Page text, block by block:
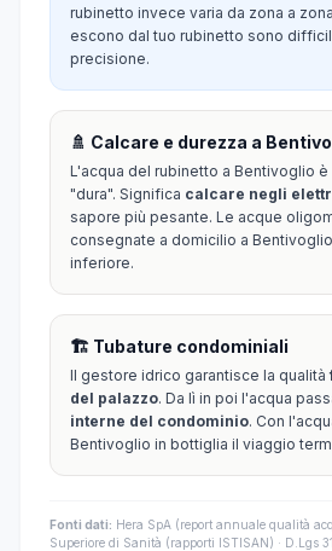
rubinetto invece varia da zona a
escono dal tuo rubinetto sono
precisione.
🚿 Calcare e durezza a
L'acqua del rubinetto a Bentivoglio
"dura". Significa calcare negli
sapore più pesante. Le acque
consegnate a domicilio a
inferiore.
🏗️ Tubature condominiali
Il gestore idrico garantisce la qualità
del palazzo. Da lì in poi l'acqua
interne del condominio. Con
Bentivoglio in bottiglia il viaggio
Fonti dati: Hera SpA (report annuale qualità
Superiore di Sanità (rapporti ISTISAN) · D.Lgs